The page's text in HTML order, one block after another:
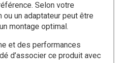
Selon votre
ou un adaptateur peut être
montage optimal.
et des performances
d’associer ce produit avec